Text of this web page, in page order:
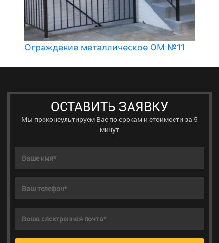
Ограждение металлическое ОМ №11
ОСТАВИТЬ ЗАЯВКУ
Мы проконсультируем Вас по срокам и стоимости за 5
минут